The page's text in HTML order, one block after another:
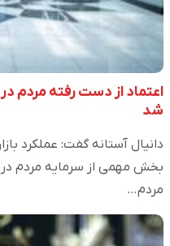
اعتماد از دست رفته مردم
شد
دانیال آستانه گفت: عملکرد
بخش مهمی از سرمایه مردم
مردم…